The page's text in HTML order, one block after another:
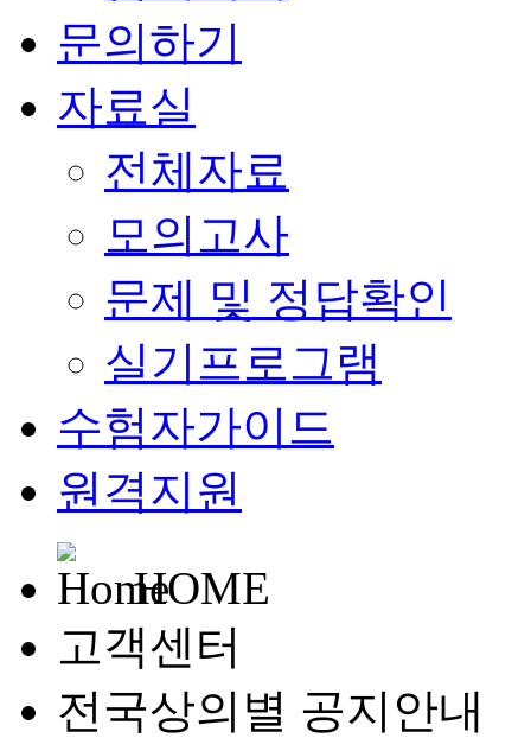
문의하기
자료실
전체자료
모의고사
문제 및 정답확인
실기프로그램
수험자가이드
원격지원
HOME
고객센터
전국상의별 공지안내